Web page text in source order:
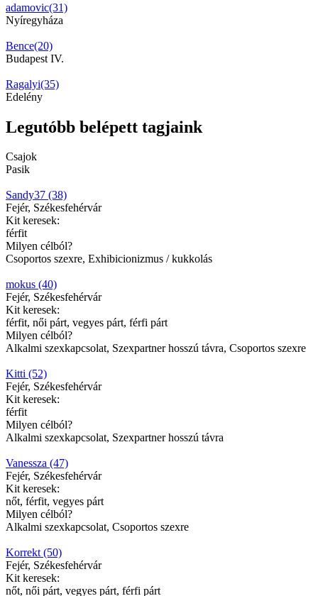
adamovic(31)
Nyíregyháza
Bence(20)
Budapest IV.
Ragalyi(35)
Edelény
Legutóbb belépett tagjaink
Csajok
Pasik
Sandy37 (38)
Fejér, Székesfehérvár
Kit keresek:
férfit
Milyen célból?
Csoportos szexre, Exhibicionizmus / kukkolás
mokus (40)
Fejér, Székesfehérvár
Kit keresek:
férfit, női párt, vegyes párt, férfi párt
Milyen célból?
Alkalmi szexkapcsolat, Szexpartner hosszú távra, Csoportos szexre
Kitti (52)
Fejér, Székesfehérvár
Kit keresek:
férfit
Milyen célból?
Alkalmi szexkapcsolat, Szexpartner hosszú távra
Vanessza (47)
Fejér, Székesfehérvár
Kit keresek:
nőt, férfit, vegyes párt
Milyen célból?
Alkalmi szexkapcsolat, Csoportos szexre
Korrekt (50)
Fejér, Székesfehérvár
Kit keresek:
nőt, női párt, vegyes párt, férfi párt